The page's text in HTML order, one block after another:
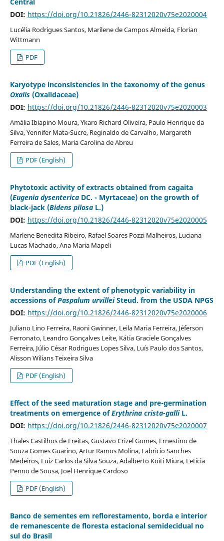
DOI: https://doi.org/10.21826/2446-82312020v75e2020004
Lucélia Rodrigues Santos, Marilene de Campos Almeida, Florian
Wittmann
PDF
Karyotype inconsistencies in the taxonomy of the genus
Oxalis(Oxalidaceae)
DOI: https://doi.org/10.21826/2446-82312020v75e2020003
Amália Ibiapino Moura, Ykaro Richard Oliveira, Paulo Henrique da
Silva, Yennifer Mata-Sucre, Reginaldo de Carvalho, Margareth
Ferreira de Sales, Maria Carolina de Abreu
PDF (English)
Phytotoxic activity of extracts obtained from cagaita
(Eugenia dysentericaDC. - Myrtaceae) on the growth of
black-jack (Bidens pilosaL.)
DOI: https://doi.org/10.21826/2446-82312020v75e2020005
Marlene Benedita Ribeiro, Rafael Soares Pozzi Malheiros, Luciana
Lucas Machado, Ana Maria Mapeli
PDF (English)
Understanding the extent of phenotypic variability in
accessions ofPaspalum urvilleiSteud. from the USDA NPGS
DOI: https://doi.org/10.21826/2446-82312020v75e2020006
Juliano Lino Ferreira, Raoni Gwinner, Leila Maria Ferreira, Jéferson
Ferronato, Leandro Gonçalves Leite, Kátia Graciele Gonçalves
Ferreira, Júlio César Rodrigues Lopes Silva, Luís Paulo dos Santos,
Alisson Wilians Teixeira Silva
PDF (English)
Effect of the seed maturation stage and pre-germination
treatments on emergence ofErythrina crista-galliL.
DOI: https://doi.org/10.21826/2446-82312020v75e2020007
Thales Castilhos de Freitas, Gustavo Crizel Gomes, Ernestino de
Souza Gomes Guarino, Artur Ramos Molina, Fabricio Sanches
Medeiros, Luiz Carlos da Silva Souza, Adalberto Koiti Miura, Letícia
Penno de Sousa, Joel Henrique Cardoso
PDF (English)
Banco de sementes em reflorestamento, borda e interior
de remanescente de floresta estacional semidecidual no
sul do Brasil